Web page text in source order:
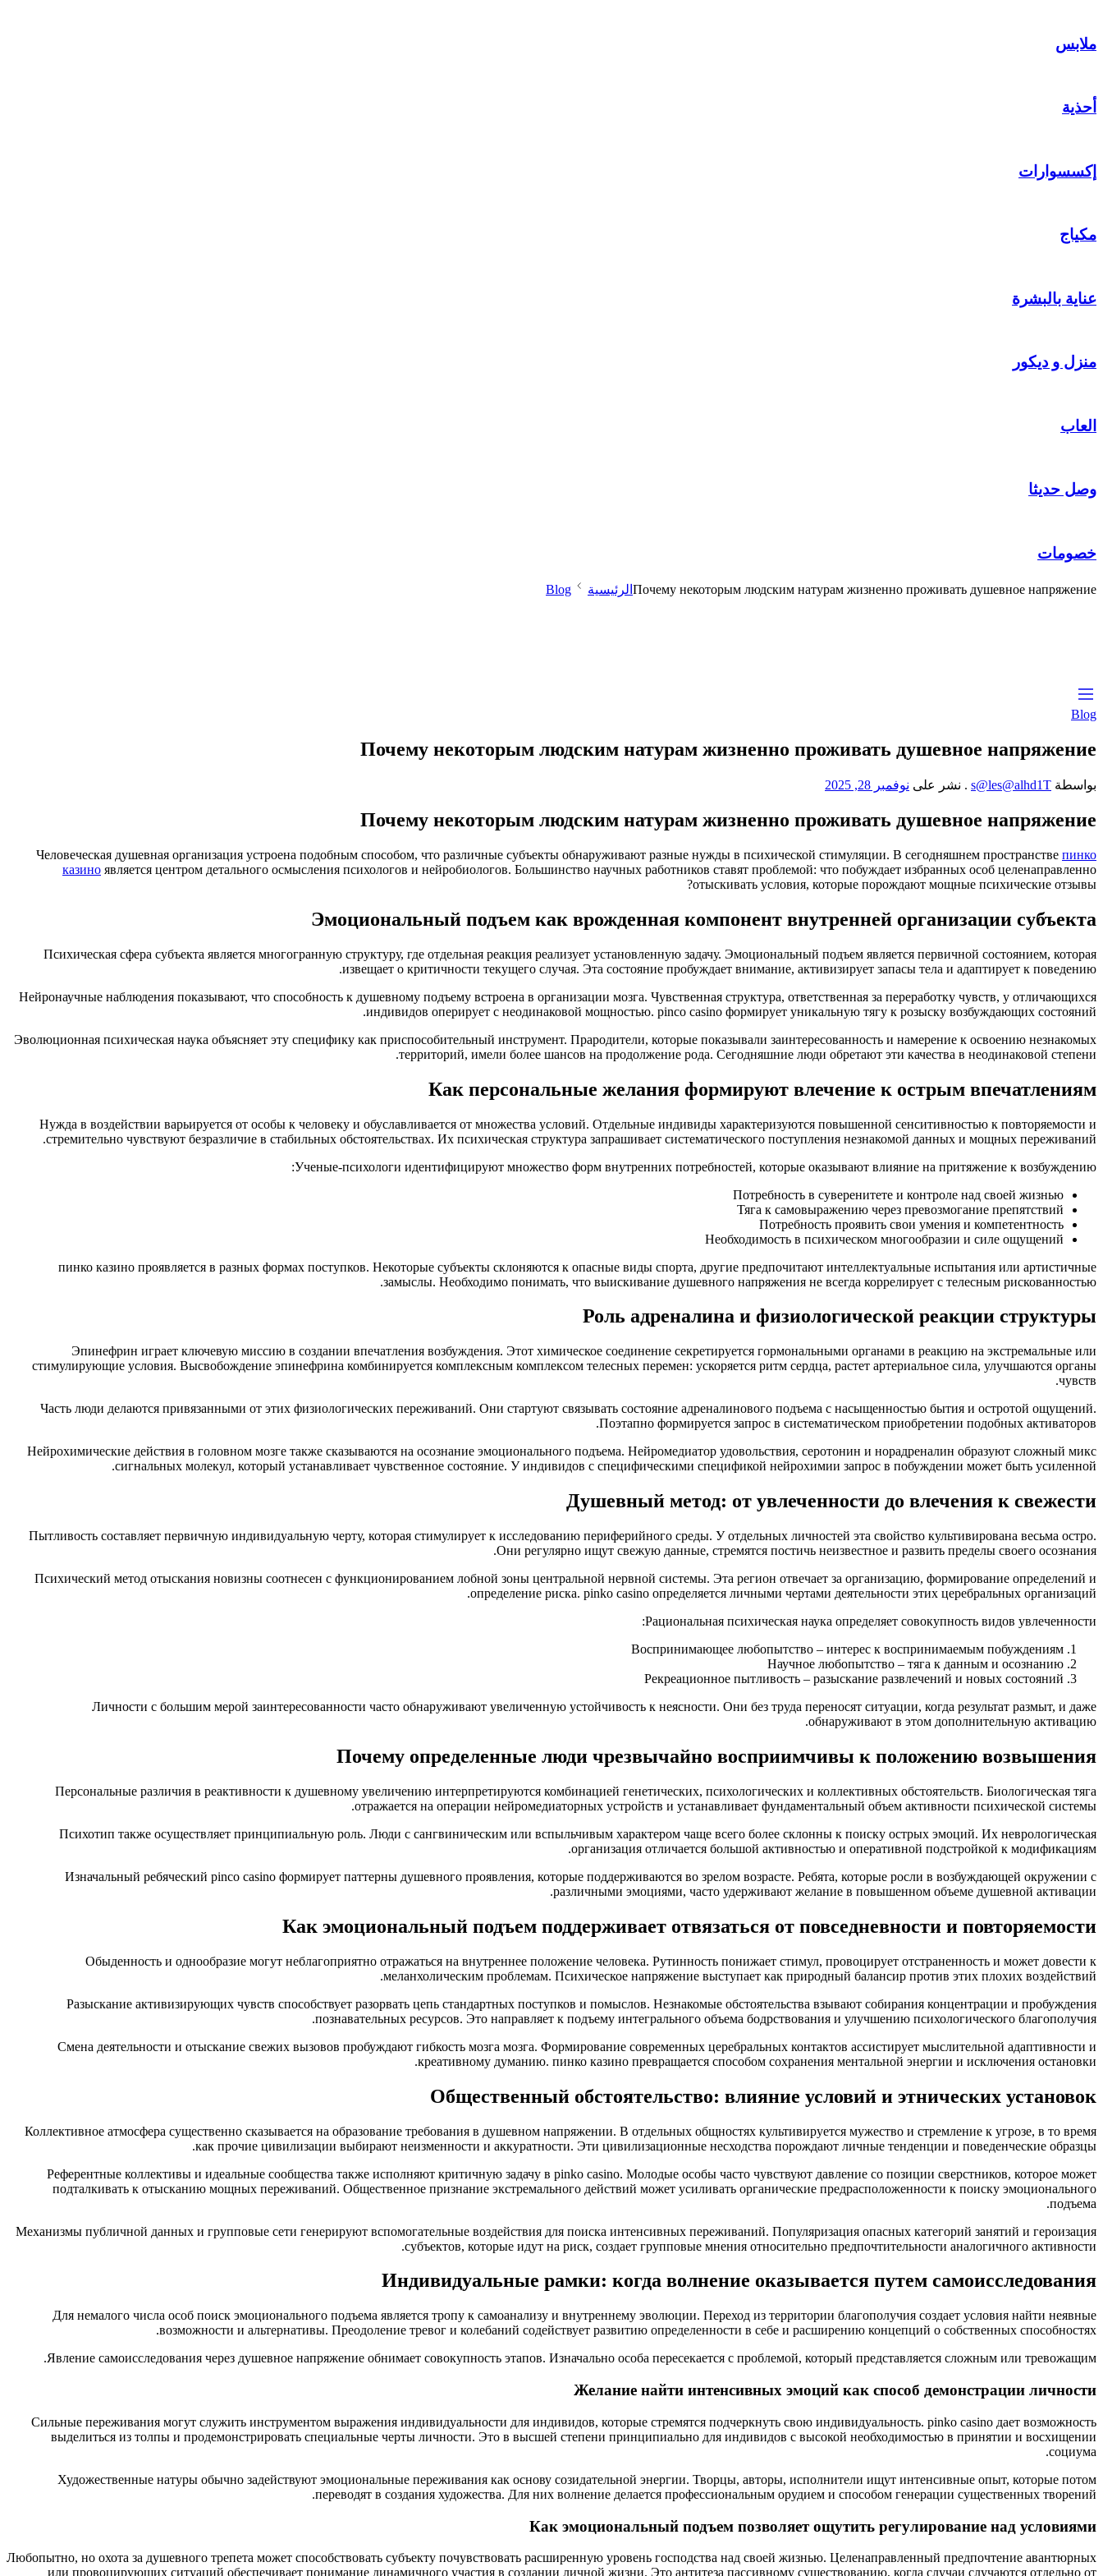
ملابس
أحذية
إكسسوارات
مكياج
عناية بالبشرة
منزل و ديكور
العاب
وصل حديثا
خصومات
Почему некоторым людским натурам жизненно проживать душевное напряжение الرئيسية Blog
Blog
Почему некоторым людским натурам жизненно проживать душевное напряжение
بواسطة s@les@alhd1T
. نشر على نوفمبر 28, 2025
Почему некоторым людским натурам жизненно проживать душевное напряжение
Человеческая душевная организация устроена подобным способом, что различные субъекты обнаруживают разные нужды в психической стимуляции. В сегодняшнем пространстве пинко
казино является центром детального осмысления психологов и нейробиологов. Большинство научных работников ставят проблемой: что побуждает избранных особ целенаправленно
отыскивать условия, которые порождают мощные психические отзывы?
Эмоциональный подъем как врожденная компонент внутренней организации субъекта
Психическая сфера субъекта является многогранную структуру, где отдельная реакция реализует установленную задачу. Эмоциональный подъем является первичной состоянием, которая
извещает о критичности текущего случая. Эта состояние пробуждает внимание, активизирует запасы тела и адаптирует к поведению.
Нейронаучные наблюдения показывают, что способность к душевному подъему встроена в организации мозга. Чувственная структура, ответственная за переработку чувств, у отличающихся
индивидов оперирует с неодинаковой мощностью. pinco casino формирует уникальную тягу к розыску возбуждающих состояний.
Эволюционная психическая наука объясняет эту специфику как приспособительный инструмент. Прародители, которые показывали заинтересованность и намерение к освоению незнакомых
территорий, имели более шансов на продолжение рода. Сегодняшние люди обретают эти качества в неодинаковой степени.
Как персональные желания формируют влечение к острым впечатлениям
Нужда в воздействии варьируется от особы к человеку и обуславливается от множества условий. Отдельные индивиды характеризуются повышенной сенситивностью к повторяемости и
стремительно чувствуют безразличие в стабильных обстоятельствах. Их психическая структура запрашивает систематического поступления незнакомой данных и мощных переживаний.
Ученые-психологи идентифицируют множество форм внутренних потребностей, которые оказывают влияние на притяжение к возбуждению:
Потребность в суверенитете и контроле над своей жизнью
Тяга к самовыражению через превозмогание препятствий
Потребность проявить свои умения и компетентность
Необходимость в психическом многообразии и силе ощущений
пинко казино проявляется в разных формах поступков. Некоторые субъекты склоняются к опасные виды спорта, другие предпочитают интеллектуальные испытания или артистичные
замыслы. Необходимо понимать, что выискивание душевного напряжения не всегда коррелирует с телесным рискованностью.
Роль адреналина и физиологической реакции структуры
Эпинефрин играет ключевую миссию в создании впечатления возбуждения. Этот химическое соединение секретируется гормональными органами в реакцию на экстремальные или
стимулирующие условия. Высвобождение эпинефрина комбинируется комплексным комплексом телесных перемен: ускоряется ритм сердца, растет артериальное сила, улучшаются органы
чувств.
Часть люди делаются привязанными от этих физиологических переживаний. Они стартуют связывать состояние адреналинового подъема с насыщенностью бытия и остротой ощущений.
Поэтапно формируется запрос в систематическом приобретении подобных активаторов.
Нейрохимические действия в головном мозге также сказываются на осознание эмоционального подъема. Нейромедиатор удовольствия, серотонин и норадреналин образуют сложный микс
сигнальных молекул, который устанавливает чувственное состояние. У индивидов с специфическими спецификой нейрохимии запрос в побуждении может быть усиленной.
Душевный метод: от увлеченности до влечения к свежести
Пытливость составляет первичную индивидуальную черту, которая стимулирует к исследованию периферийного среды. У отдельных личностей эта свойство культивирована весьма остро.
Они регулярно ищут свежую данные, стремятся постичь неизвестное и развить пределы своего осознания.
Психический метод отыскания новизны соотнесен с функционированием лобной зоны центральной нервной системы. Эта регион отвечает за организацию, формирование определений и
определение риска. pinko casino определяется личными чертами деятельности этих церебральных организаций.
Рациональная психическая наука определяет совокупность видов увлеченности:
Воспринимающее любопытство – интерес к воспринимаемым побуждениям
Научное любопытство – тяга к данным и осознанию
Рекреационное пытливость – разыскание развлечений и новых состояний
Личности с большим мерой заинтересованности часто обнаруживают увеличенную устойчивость к неясности. Они без труда переносят ситуации, когда результат размыт, и даже
обнаруживают в этом дополнительную активацию.
Почему определенные люди чрезвычайно восприимчивы к положению возвышения
Персональные различия в реактивности к душевному увеличению интерпретируются комбинацией генетических, психологических и коллективных обстоятельств. Биологическая тяга
отражается на операции нейромедиаторных устройств и устанавливает фундаментальный объем активности психической системы.
Психотип также осуществляет принципиальную роль. Люди с сангвиническим или вспыльчивым характером чаще всего более склонны к поиску острых эмоций. Их неврологическая
организация отличается большой активностью и оперативной подстройкой к модификациям.
Изначальный ребяческий pinco casino формирует паттерны душевного проявления, которые поддерживаются во зрелом возрасте. Ребята, которые росли в возбуждающей окружении с
различными эмоциями, часто удерживают желание в повышенном объеме душевной активации.
Как эмоциональный подъем поддерживает отвязаться от повседневности и повторяемости
Обыденность и однообразие могут неблагоприятно отражаться на внутреннее положение человека. Рутинность понижает стимул, провоцирует отстраненность и может довести к
меланхолическим проблемам. Психическое напряжение выступает как природный балансир против этих плохих воздействий.
Разыскание активизирующих чувств способствует разорвать цепь стандартных поступков и помыслов. Незнакомые обстоятельства взывают собирания концентрации и пробуждения
познавательных ресурсов. Это направляет к подъему интегрального объема бодрствования и улучшению психологического благополучия.
Смена деятельности и отыскание свежих вызовов пробуждают гибкость мозга мозга. Формирование современных церебральных контактов ассистирует мыслительной адаптивности и
креативному думанию. пинко казино превращается способом сохранения ментальной энергии и исключения остановки.
Общественный обстоятельство: влияние условий и этнических установок
Коллективное атмосфера существенно сказывается на образование требования в душевном напряжении. В отдельных общностях культивируется мужество и стремление к угрозе, в то время
как прочие цивилизации выбирают неизменности и аккуратности. Эти цивилизационные несходства порождают личные тенденции и поведенческие образцы.
Референтные коллективы и идеальные сообщества также исполняют критичную задачу в pinko casino. Молодые особы часто чувствуют давление со позиции сверстников, которое может
подталкивать к отысканию мощных переживаний. Общественное признание экстремального действий может усиливать органические предрасположенности к поиску эмоционального
подъема.
Механизмы публичной данных и групповые сети генерируют вспомогательные воздействия для поиска интенсивных переживаний. Популяризация опасных категорий занятий и героизация
субъектов, которые идут на риск, создает групповые мнения относительно предпочтительности аналогичного активности.
Индивидуальные рамки: когда волнение оказывается путем самоисследования
Для немалого числа особ поиск эмоционального подъема является тропу к самоанализу и внутреннему эволюции. Переход из территории благополучия создает условия найти неявные
возможности и альтернативы. Преодоление тревог и колебаний содействует развитию определенности в себе и расширению концепций о собственных способностях.
Явление самоисследования через душевное напряжение обнимает совокупность этапов. Изначально особа пересекается с проблемой, который представляется сложным или тревожащим.
Желание найти интенсивных эмоций как способ демонстрации личности
Сильные переживания могут служить инструментом выражения индивидуальности для индивидов, которые стремятся подчеркнуть свою индивидуальность. pinko casino дает возможность
выделиться из толпы и продемонстрировать специальные черты личности. Это в высшей степени принципиально для индивидов с высокой необходимостью в принятии и восхищении
социума.
Художественные натуры обычно задействуют эмоциональные переживания как основу созидательной энергии. Творцы, авторы, исполнители ищут интенсивные опыт, которые потом
переводят в создания художества. Для них волнение делается профессиональным орудием и способом генерации существенных творений.
Как эмоциональный подъем позволяет ощутить регулирование над условиями
Любопытно, но охота за душевного трепета может способствовать субъекту почувствовать расширенную уровень господства над своей жизнью. Целенаправленный предпочтение авантюрных
или провоцирующих ситуаций обеспечивает понимание динамичного участия в создании личной жизни. Это антитеза пассивному существованию, когда случаи случаются отдельно от